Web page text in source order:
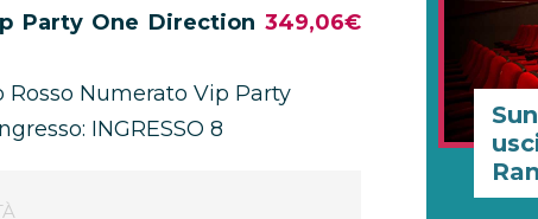
Party One Direction 349,06€
Rosso Numerato Vip Party
INGRESSO 8